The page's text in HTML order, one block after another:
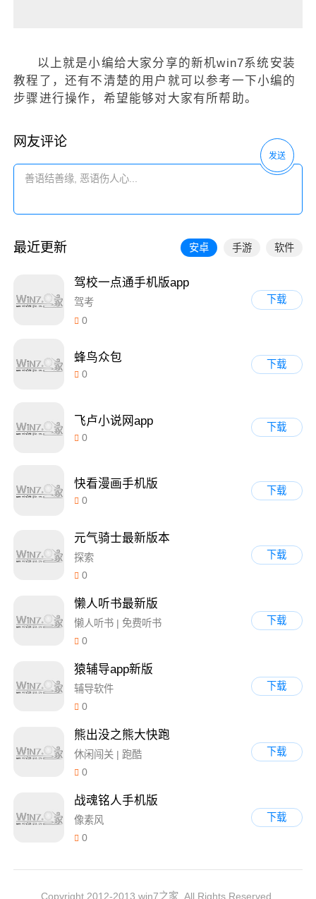
以上就是小编给大家分享的新机win7系统安装
教程了，还有不清楚的用户就可以参考一下小编的
步骤进行操作，希望能够对大家有所帮助。
网友评论
发送
最近更新 安卓 手游 软件
驾校一点通手机版app
驾考
0
下载
蜂鸟众包
0
下载
飞卢小说网app
0
下载
快看漫画手机版
0
下载
元气骑士最新版本
探索
0
下载
懒人听书最新版
懒人听书 | 免费听书
0
下载
猿辅导app新版
辅导软件
0
下载
熊出没之熊大快跑
休闲闯关 | 跑酷
0
下载
战魂铭人手机版
像素风
0
下载
Copyright 2012-2013 win7之家. All Rights Reserved.